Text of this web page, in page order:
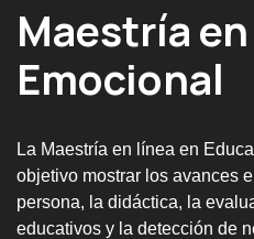
Maestría
Emocional
La Maestría en línea en
objetivo mostrar los avances
persona, la didáctica, la
educativos y la detección de